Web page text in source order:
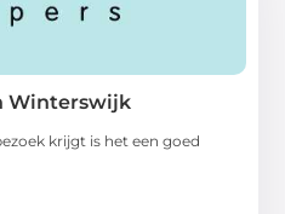
Winterswijk
krijgt is het een goed